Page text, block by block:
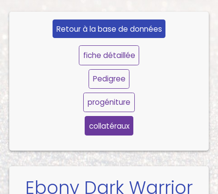
Retour à la base de données
fiche détaillée
Pedigree
progéniture
collatéraux
Ebony Dark Warrior